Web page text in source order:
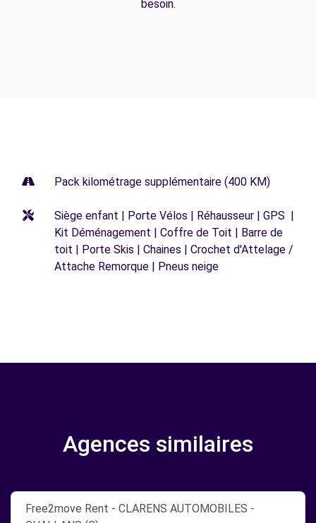
besoin.
Pack kilométrage supplémentaire (400 KM)
Siège enfant | Porte Vélos | Réhausseur | GPS |
Kit Déménagement | Coffre de Toit | Barre de
toit | Porte Skis | Chaines | Crochet d'Attelage /
Attache Remorque | Pneus neige
Agences similaires
Free2move Rent - CLARENS AUTOMOBILES -